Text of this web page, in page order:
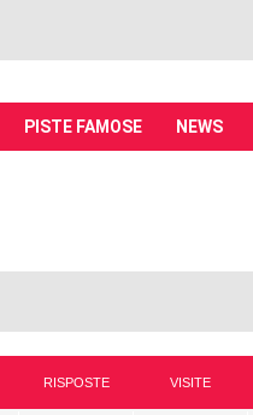
PISTE FAMOSE NEWS
RISPOSTE VISITE